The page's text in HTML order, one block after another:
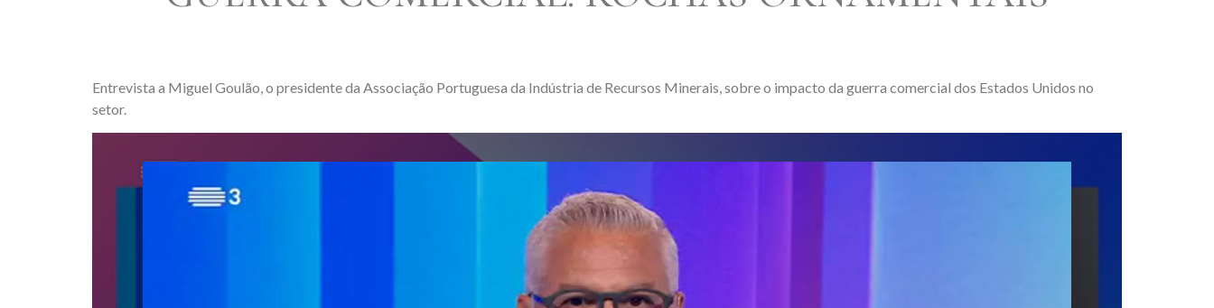
Entrevista a Miguel Goulão, o presidente da Associação Portuguesa da Indústria de Recursos Minerais, sobre o impacto da guerra comercial dos Estados Unidos no
setor.